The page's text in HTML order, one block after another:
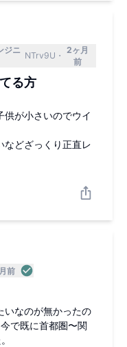
ジニ
NTrv9U
2ヶ月
前
る方
供が小さいのでウイ
などざっくり正直レ
前
いなのが無かったの
で既に首都圏〜関